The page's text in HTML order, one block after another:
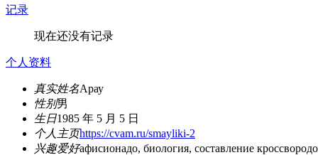
记录
现在还没有记录
个人资料
真实姓名Арау
性别男
生日1985 年 5 月 5 日
个人主页https://cvam.ru/smayliki-2
兴趣爱好афисионадо, биология, составление